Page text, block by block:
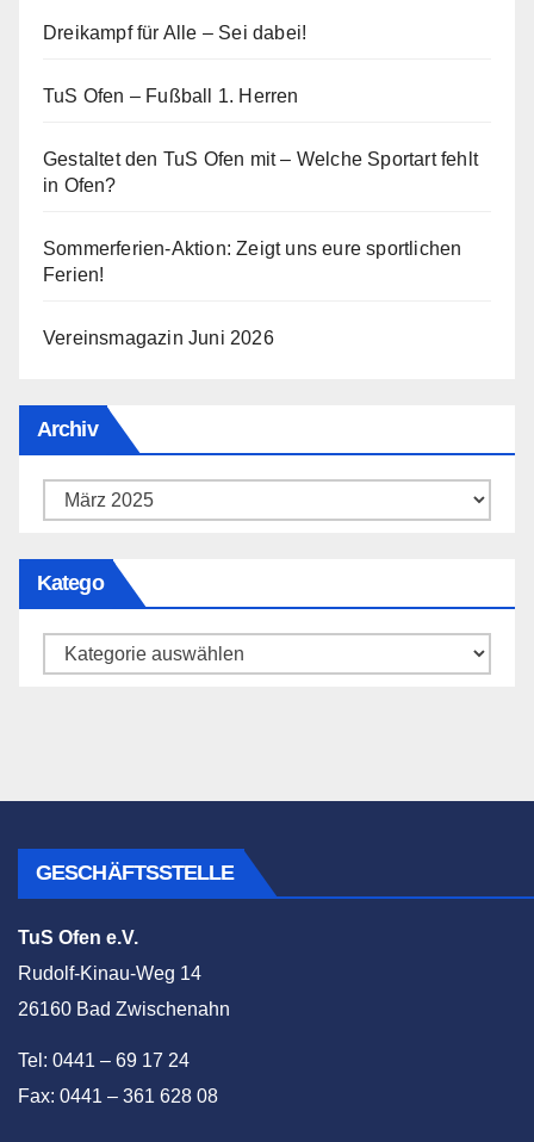
Dreikampf für Alle – Sei dabei!
TuS Ofen – Fußball 1. Herren
Gestaltet den TuS Ofen mit – Welche Sportart fehlt
in Ofen?
Sommerferien-Aktion: Zeigt uns eure sportlichen
Ferien!
Vereinsmagazin Juni 2026
Archiv
Archiv
Katego
Katego
GESCHÄFTSSTELLE
TuS Ofen e.V.
Rudolf-Kinau-Weg 14
26160 Bad Zwischenahn
Tel: 0441 – 69 17 24
Fax: 0441 – 361 628 08